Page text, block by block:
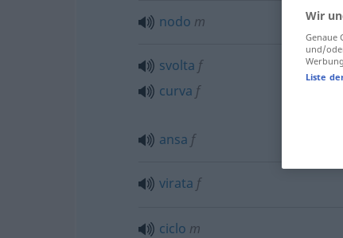
nodo m
svolta f
curva f
ansa f
virata f
ciclo m
Wir
Genaue
und/
Liste